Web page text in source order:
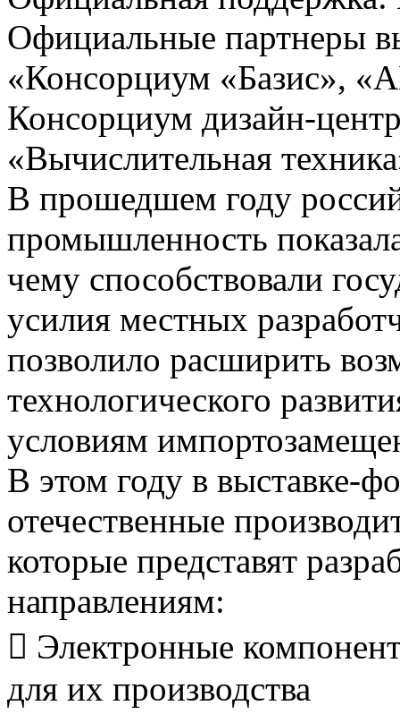
Официальные партнеры
«Консорциум «Базис»,
Консорциум дизайн-
«Вычислительная
В прошедшем году
промышленность
чему способствовали
усилия местных
позволило расширить
технологического
условиям
В этом году в выставке-
отечественные
которые представят
направлениям:
 Электронные
для их производства